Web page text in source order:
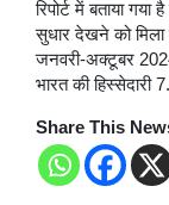
रिपोर्ट में बताया गया
सुधार देखने को मिला
जनवरी-अक्टूबर
भारत की हिस्सेदारी
Share This